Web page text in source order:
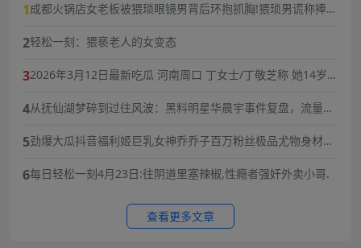
1成都火锅店女老板被猥琐眼镜男背后环抱抓胸!猥琐男谎称捧女
2轻松一刻：猥亵老人的女变态
32026年3月12日最新吃瓜 河南周口 丁女士/丁敬芝称 她14岁时
暴力虐待囚禁
4从抚仙湖梦碎到过往风波：黑料明星华晨宇事件复盘，流量与
5劲爆大瓜抖音福利姬巨乳女神乔乔子百万粉丝极品尤物身材纤
的快乐体验
6每日轻松一刻4月23日:往阴道里塞辣椒,性瘾者强奸外卖小哥.
查看更多文章